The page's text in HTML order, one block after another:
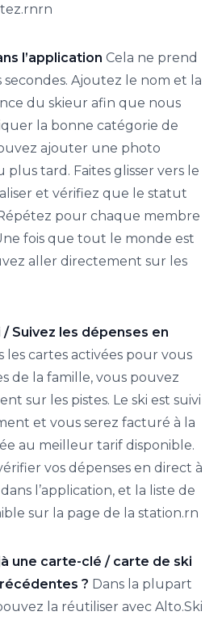
l’application Cela ne prend
Ajoutez le nom et la
du skieur afin que nous
la bonne catégorie de
ajouter une photo
tard. Faites glisser vers le
et vérifiez que le statut
pour chaque membre
fois que tout le monde est
aller directement sur les
/ Suivez les dépenses en
les cartes activées pour vous
de la famille, vous pouvez
sur les pistes. Le ski est suivi
et vous serez facturé à la
au meilleur tarif disponible.
vos dépenses en direct à
l’application, et la liste de
sur la page de la station.rn
une carte-clé / carte de ski
? Dans la plupart
la réutiliser avec Alto.Ski